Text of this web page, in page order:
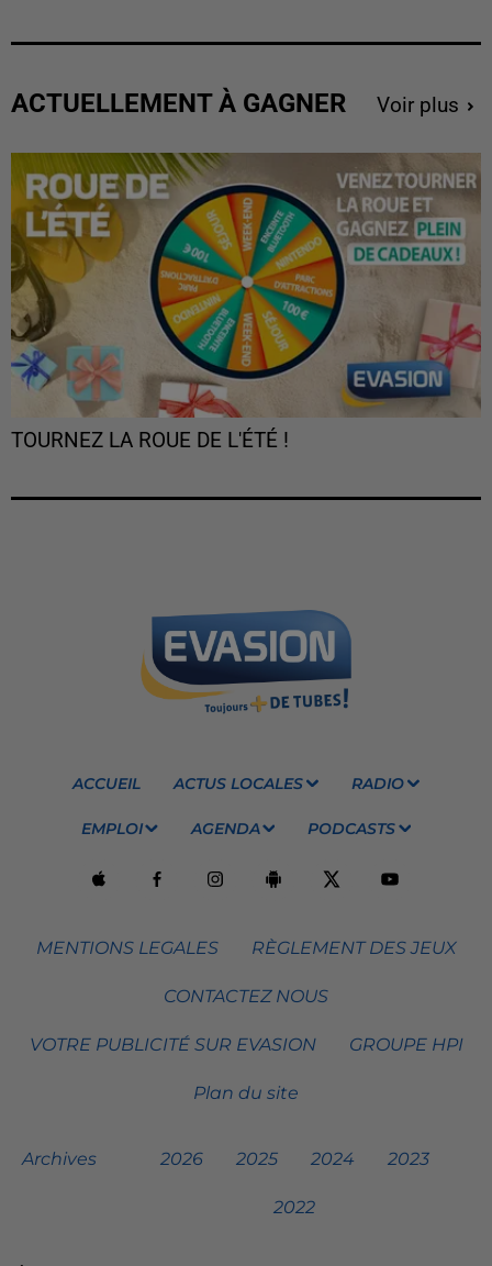
ACTUELLEMENT À GAGNER Voir plus
TOURNEZ LA ROUE DE L'ÉTÉ !
ACCUEIL ACTUS LOCALES RADIO
EMPLOI AGENDA PODCASTS
MENTIONS LEGALES RÈGLEMENT DES JEUX
CONTACTEZ NOUS
VOTRE PUBLICITÉ SUR EVASION GROUPE HPI
Plan du site
Archives 2026 2025 2024 2023
2022